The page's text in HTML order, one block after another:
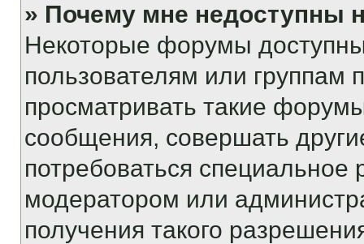
» Почему мне недоступны
Некоторые форумы
пользователям или группам
просматривать такие
сообщения, совершать
потребоваться
модератором или
получения такого